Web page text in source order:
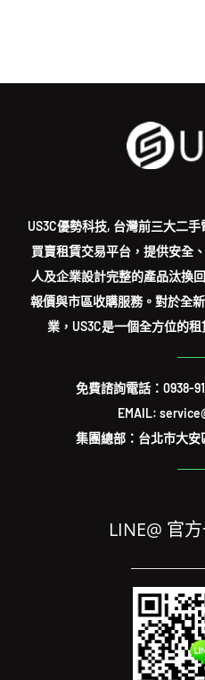
US3C優勢科技, 台灣前三大二
買賣租賃交易平台，提供安全
人及企業設計完整的產品汰換
報價與市區收購服務。對於全
業，US3C是一個全方位的
免費諮詢電話： 0938-
EMAIL:
集團總部：台北市大安
LINE@ 官